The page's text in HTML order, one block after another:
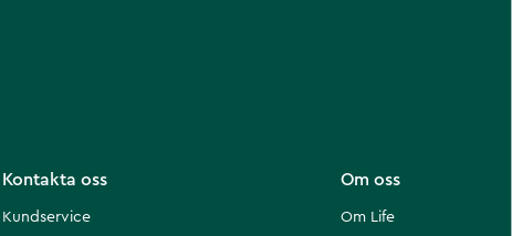
Om oss
Om Life
Kontakta oss
Kundservice